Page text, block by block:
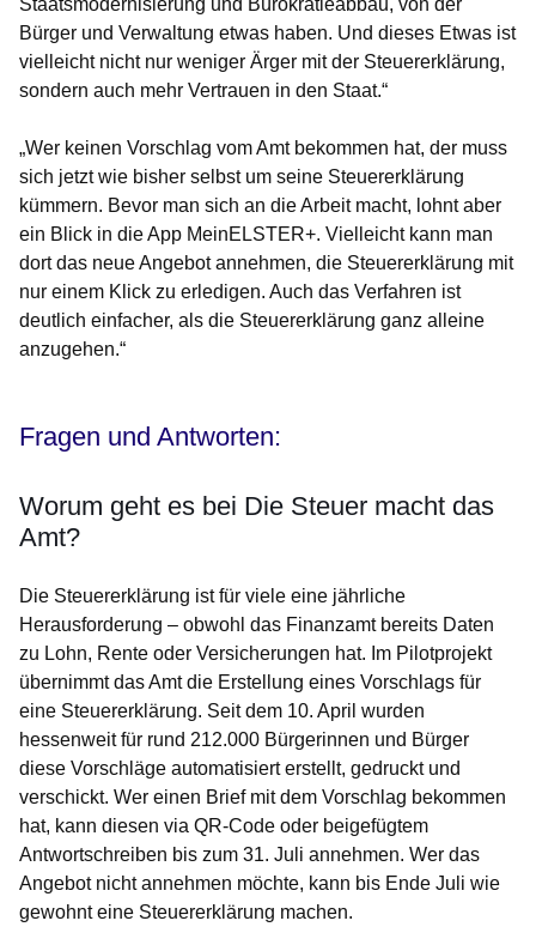
Staatsmodernisierung und Bürokratieabbau, von der
Bürger und Verwaltung etwas haben. Und dieses Etwas ist
vielleicht nicht nur weniger Ärger mit der Steuererklärung,
sondern auch mehr Vertrauen in den Staat.“
„Wer keinen Vorschlag vom Amt bekommen hat, der muss
sich jetzt wie bisher selbst um seine Steuererklärung
kümmern. Bevor man sich an die Arbeit macht, lohnt aber
ein Blick in die App MeinELSTER+. Vielleicht kann man
dort das neue Angebot annehmen, die Steuererklärung mit
nur einem Klick zu erledigen. Auch das Verfahren ist
deutlich einfacher, als die Steuererklärung ganz alleine
anzugehen.“
Fragen und Antworten:
Worum geht es bei Die Steuer macht das
Amt?
Die Steuererklärung ist für viele eine jährliche
Herausforderung – obwohl das Finanzamt bereits Daten
zu Lohn, Rente oder Versicherungen hat. Im Pilotprojekt
übernimmt das Amt die Erstellung eines Vorschlags für
eine Steuererklärung. Seit dem 10. April wurden
hessenweit für rund 212.000 Bürgerinnen und Bürger
diese Vorschläge automatisiert erstellt, gedruckt und
verschickt. Wer einen Brief mit dem Vorschlag bekommen
hat, kann diesen via QR-Code oder beigefügtem
Antwortschreiben bis zum 31. Juli annehmen. Wer das
Angebot nicht annehmen möchte, kann bis Ende Juli wie
gewohnt eine Steuererklärung machen.